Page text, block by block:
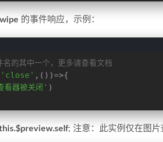
的事件响应，示例：
其中一个，更多请查看文档
'close' ,())=>{
看器被关闭' )
; 注意：此实例仅在图